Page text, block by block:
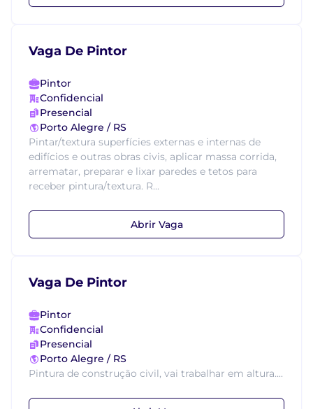
Vaga De Pintor
Pintor
Confidencial
Presencial
Porto Alegre / RS
Pintar/textura superfícies externas e internas de
edifícios e outras obras civis, aplicar massa corrida,
arrematar, preparar e lixar paredes e tetos para
receber pintura/textura. R...
Abrir Vaga
Vaga De Pintor
Pintor
Confidencial
Presencial
Porto Alegre / RS
Pintura de construção civil, vai trabalhar em altura....